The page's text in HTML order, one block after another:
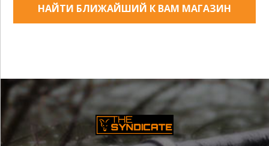
НАЙТИ БЛИЖАЙШИЙ К ВАМ МАГАЗИН